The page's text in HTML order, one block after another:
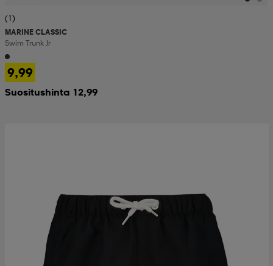
(1)
MARINE CLASSIC
Swim Trunk Jr
9,99
Suositushinta 12,99